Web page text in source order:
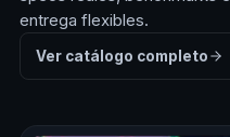
entrega flexibles.
Ver catálogo completo